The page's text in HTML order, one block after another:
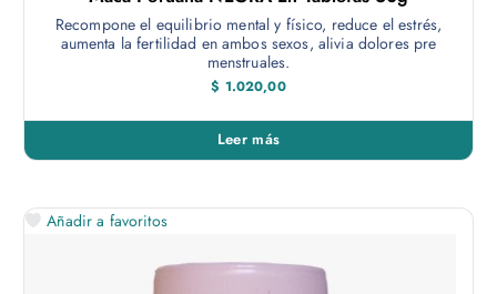
Recompone el equilibrio mental y físico, reduce el estrés,
aumenta la fertilidad en ambos sexos, alivia dolores pre
menstruales.
$ 1.020,00
Leer más
Añadir a favoritos